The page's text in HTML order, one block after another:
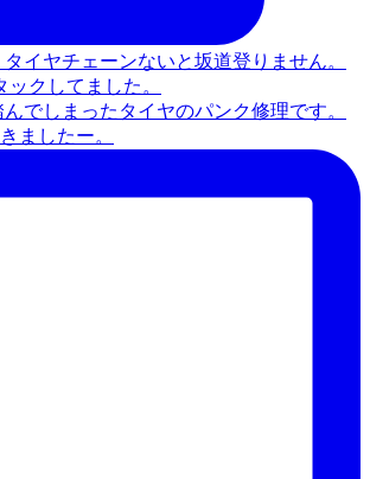
でしまったタイヤのパンク修理です。
ましたー。